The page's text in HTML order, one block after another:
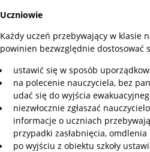
Uczniowie
Każdy uczeń przebywający w klasie
powinien bezwzględnie dostosować
ustawić się w sposób
na polecenie nauczyciela, bez
udać się do wyjścia
niezwłocznie zgłaszać
informacje o uczniach
przypadki zasłabnięcia, omdlenia
po wyjściu z obiektu szkoły